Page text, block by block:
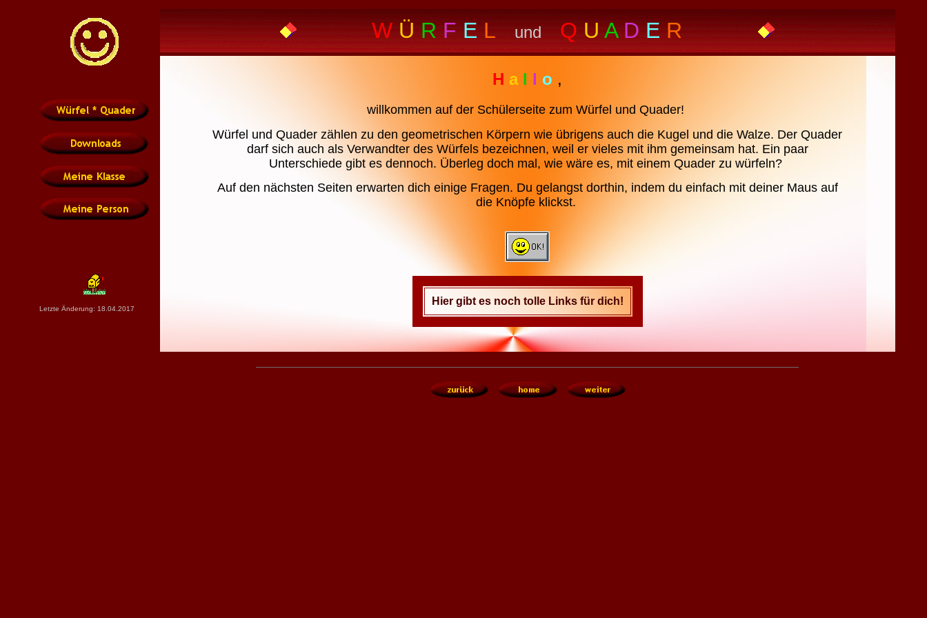
Letzte Änderung: 18.04. 2017
W Ü R F E L und Q UA D E R
H a l l o ,
willkommen auf der Schülerseite zum Würfel und Quader!
Würfel und Quader zählen zu den geometrischen Körpern wie übrigens auch die Kugel und die Walze. Der Quader
darf sich auch als Verwandter des Würfels bezeichnen, weil er vieles mit ihm gemeinsam hat. Ein paar
Unterschiede gibt es dennoch. Überleg doch mal, wie wäre es, mit einem Quader zu würfeln?
Auf den nächsten Seiten erwarten dich einige Fragen. Du gelangst dorthin, indem du einfach mit deiner Maus auf
die Knöpfe klickst.
Hier gibt es noch tolle Links für dich!